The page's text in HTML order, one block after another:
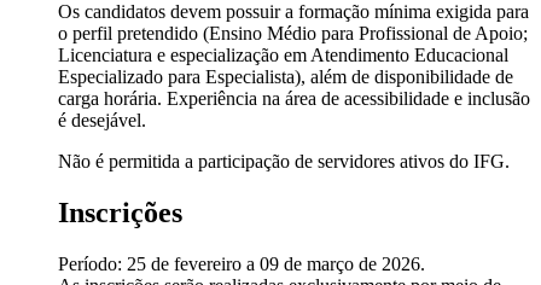
Os candidatos devem possuir a formação mínima exigida para
o perfil pretendido (Ensino Médio para Profissional de Apoio;
Licenciatura e especialização em Atendimento Educacional
Especializado para Especialista), além de disponibilidade de
carga horária. Experiência na área de acessibilidade e inclusão
é desejável.
Não é permitida a participação de servidores ativos do IFG.
Inscrições
Período: 25 de fevereiro a 09 de março de 2026.